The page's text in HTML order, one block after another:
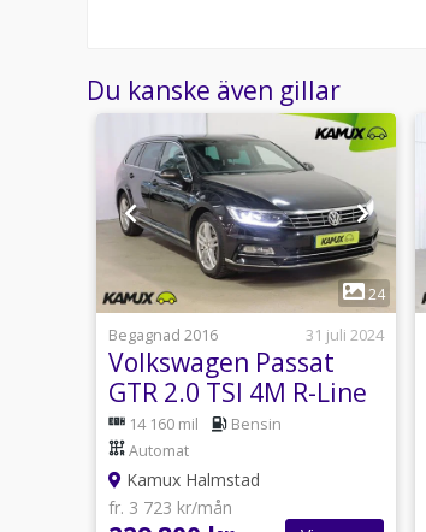
Du kanske även gillar
1
24
Begagnad 2016
31 juli 2024
Volkswagen Passat
GTR 2.0 TSI 4M R-Line
Cockpit Värmare Drag
280hk
14 160 mil
Bensin
Automat
Kamux Halmstad
fr. 3 723 kr/mån